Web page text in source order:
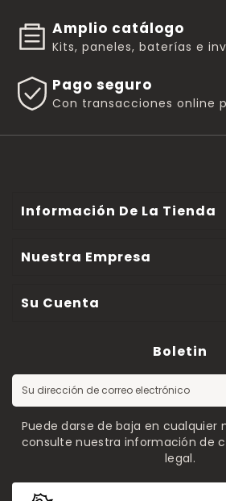
Amplio catálogo
Kits, paneles, baterías e
Pago seguro
Con transacciones online
Información De La Tienda
Nuestra Empresa
Su Cuenta
Boletin
Puede darse de baja en cualquier
consulte nuestra información de
legal.